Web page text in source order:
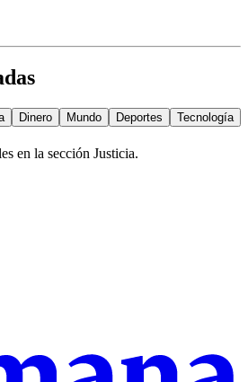
Dinero Mundo Deportes
Tecnología
en la sección Justicia.